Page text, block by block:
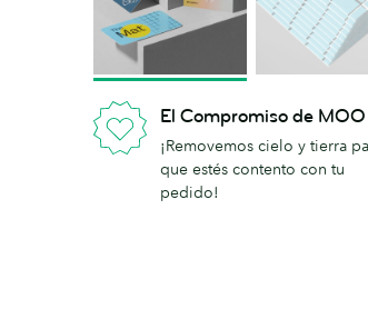
El Compromiso de MOO
¡Removemos cielo y tierra
que estés contento con tu
pedido!